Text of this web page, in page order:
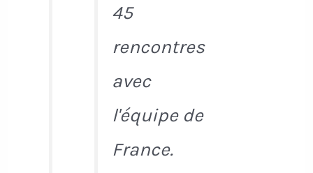
45
rencontres
avec
l'équipe de
France.